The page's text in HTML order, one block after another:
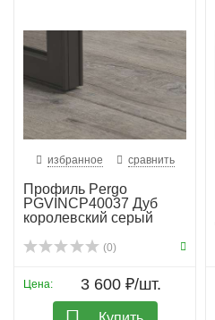
избранное сравнить
Профиль Pergo
PGVINCP40037 Дуб
королевский серый
(0)
Цена: 3 600 ₽/шт.